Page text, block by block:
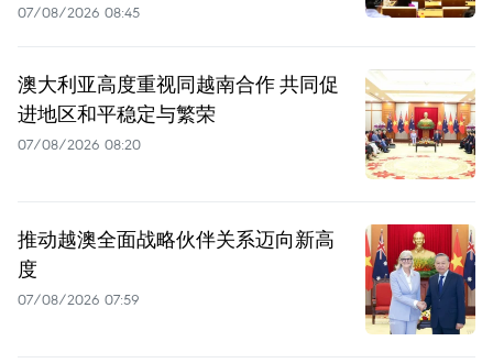
07/08/2026 08:45
澳大利亚高度重视同越南合作 共同促
进地区和平稳定与繁荣
07/08/2026 08:20
推动越澳全面战略伙伴关系迈向新高
度
07/08/2026 07:59